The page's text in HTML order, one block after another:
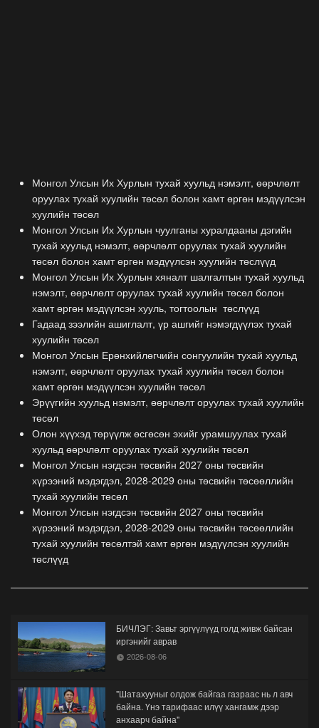
Монгол Улсын Их Хурлын тухай хуульд нэмэлт, өөрчлөлт
оруулах тухай хуулийн төсөл болон хамт өргөн мэдүүлсэн
хуулийн төсөл
Монгол Улсын Их Хурлын чуулганы хуралдааны дэгийн
тухай хуульд нэмэлт, өөрчлөлт оруулах тухай хуулийн
төсөл болон хамт өргөн мэдүүлсэн хуулийн төслүүд
Монгол Улсын Их Хурлын хяналт шалгалтын тухай хуульд
нэмэлт, өөрчлөлт оруулах тухай хуулийн төсөл болон
хамт өргөн мэдүүлсэн хууль, тогтоолын төслүүд
Гадаад зээлийн ашиглалт, үр ашгийг нэмэгдүүлэх тухай
хуулийн төсөл
Монгол Улсын Ерөнхийлөгчийн сонгуулийн тухай хуульд
нэмэлт, өөрчлөлт оруулах тухай хуулийн төсөл болон
хамт өргөн мэдүүлсэн хуулийн төсөл
Эрүүгийн хуульд нэмэлт, өөрчлөлт оруулах тухай хуулийн
төсөл
Олон хүүхэд төрүүлж өсгөсөн эхийг урамшуулах тухай
хуульд өөрчлөлт оруулах тухай хуулийн төсөл
Монгол Улсын нэгдсэн төсвийн 2027 оны төсвийн
хүрээний мэдэгдэл, 2028-2029 оны төсвийн төсөөллийн
тухай хуулийн төсөл
Монгол Улсын нэгдсэн төсвийн 2027 оны төсвийн
хүрээний мэдэгдэл, 2028-2029 оны төсвийн төсөөллийн
тухай хуулийн төсөлтэй хамт өргөн мэдүүлсэн хуулийн
төслүүд
БИЧЛЭГ: Завьт эргүүлүүд голд живж байсан
иргэнийг аврав
2026-08-06
"Шатахууныг олдож байгаа газраас нь л авч
байна. Үнэ тарифаас илүү хангамж дээр
анхаарч байна"